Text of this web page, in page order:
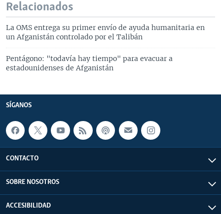
Relacionados
La OMS entrega su primer envío de ayuda humanitaria en
un Afganistán controlado por el Talibán
Pentágono: "todavía hay tiempo" para evacuar a
estadounidenses de Afganistán
SÍGANOS
CONTACTO
SOBRE NOSOTROS
ACCESIBILIDAD